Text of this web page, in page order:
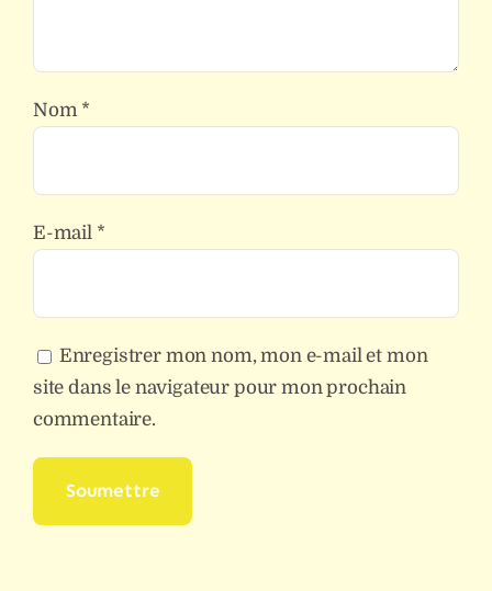
Nom *
E-mail *
Enregistrer mon nom, mon e-mail et mon
site dans le navigateur pour mon prochain
commentaire.